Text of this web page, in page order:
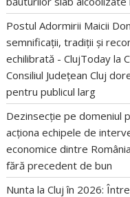
Postul Adormirii Maicii
semnificații, tradiții și
echilibrată - ClujToday la
Consiliul Județean Cluj
pentru publicul larg
Dezinsecție pe domeniul
acționa echipele de
economice dintre
fără precedent de bun
Nunta la Cluj în 2026: